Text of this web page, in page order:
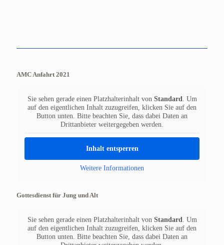
AMC Anfahrt 2021
Sie sehen gerade einen Platzhalterinhalt von Standard. Um
auf den eigentlichen Inhalt zuzugreifen, klicken Sie auf den
Button unten. Bitte beachten Sie, dass dabei Daten an
Drittanbieter weitergegeben werden.
Inhalt entsperren
Weitere Informationen
Gottesdienst für Jung und Alt
Sie sehen gerade einen Platzhalterinhalt von Standard. Um
auf den eigentlichen Inhalt zuzugreifen, klicken Sie auf den
Button unten. Bitte beachten Sie, dass dabei Daten an